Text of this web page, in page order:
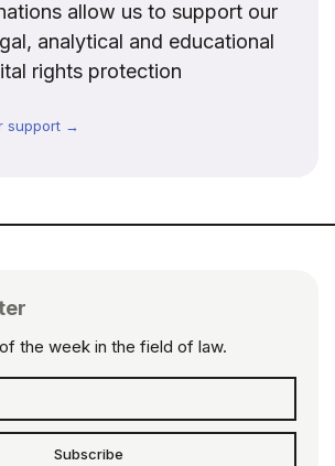
allow us to support our
analytical and educational
rights protection
support →
the week in the field of law.
Subscribe